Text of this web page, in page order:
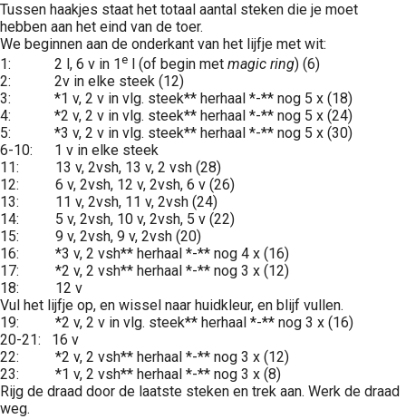
Tussen haakjes staat het totaal aantal steken die je moet
hebben aan het eind van de toer.
We beginnen aan de onderkant van het lijfje met wit:
1: 2 l, 6 v in 1 e l (of begin met magic ring) (6)
2: 2v in elke steek (12)
3: *1 v, 2 v in vlg. steek** herhaal *-** nog 5 x (18)
4: *2 v, 2 v in vlg. steek** herhaal *-** nog 5 x (24)
5: *3 v, 2 v in vlg. steek** herhaal *-** nog 5 x (30)
6-10: 1 v in elke steek
11: 13 v, 2vsh, 13 v, 2 vsh (28)
12: 6 v, 2vsh, 12 v, 2vsh, 6 v (26)
13: 11 v, 2vsh, 11 v, 2vsh (24)
14: 5 v, 2vsh, 10 v, 2vsh, 5 v (22)
15: 9 v, 2vsh, 9 v, 2vsh (20)
16: *3 v, 2 vsh** herhaal *-** nog 4 x (16)
17: *2 v, 2 vsh** herhaal *-** nog 3 x (12)
18: 12 v
Vul het lijfje op, en wissel naar huidkleur, en blijf vullen.
19: *2 v, 2 v in vlg. steek** herhaal *-** nog 3 x (16)
20-21: 16 v
22: *2 v, 2 vsh** herhaal *-** nog 3 x (12)
23: *1 v, 2 vsh** herhaal *-** nog 3 x (8)
Rijg de draad door de laatste steken en trek aan. Werk de draad
weg.